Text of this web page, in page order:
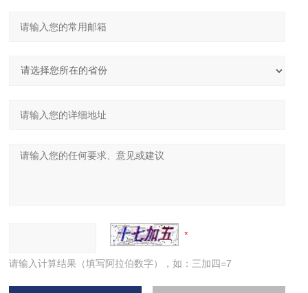
请输入计算结果（填写阿拉伯数字），如：三加四=7